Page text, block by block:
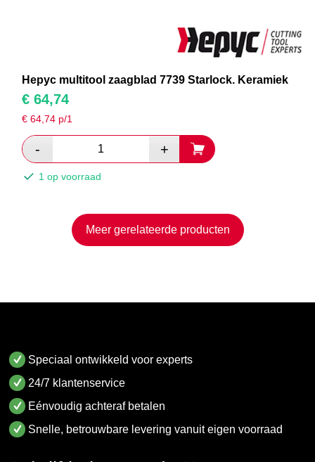
Hepyc multitool zaagblad 7739 Starlock. Keramiek
€ 64,74
€64,74 p/1
1 op voorraad
Meer gerelateerde producten
Speciaal ontwikkeld voor experts
24/7 klantenservice
Eénvoudig achteraf betalen
Snelle, betrouwbare levering vanuit eigen voorraad